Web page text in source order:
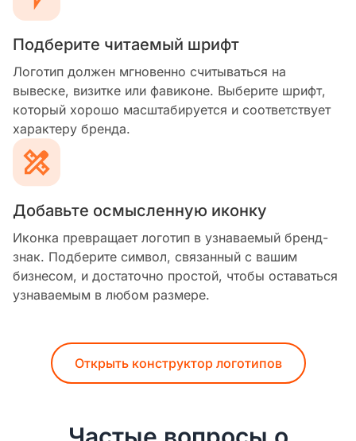
Подберите читаемый шрифт
Логотип должен мгновенно считываться на
вывеске, визитке или фавиконе. Выберите шрифт,
который хорошо масштабируется и соответствует
характеру бренда.
Добавьте осмысленную иконку
Иконка превращает логотип в узнаваемый бренд-
знак. Подберите символ, связанный с вашим
бизнесом, и достаточно простой, чтобы оставаться
узнаваемым в любом размере.
Открыть конструктор логотипов